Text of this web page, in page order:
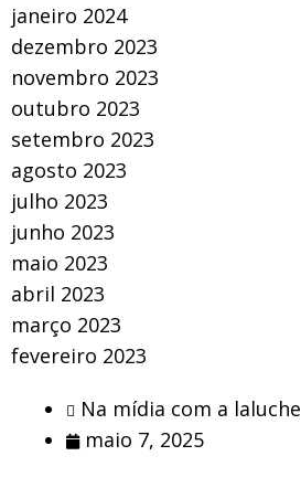
janeiro 2024
dezembro 2023
novembro 2023
outubro 2023
setembro 2023
agosto 2023
julho 2023
junho 2023
maio 2023
abril 2023
março 2023
fevereiro 2023
Na mídia com a laluche
maio 7, 2025